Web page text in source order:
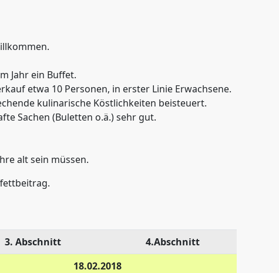
Jahr ein Buffet.
etwa 10 Personen, in erster Linie Erwachsene.
kulinarische Köstlichkeiten beisteuert.
Sachen (Buletten o.ä.) sehr gut.
alt sein müssen.
3. Abschnitt
4.Abschnitt
18.02.2018